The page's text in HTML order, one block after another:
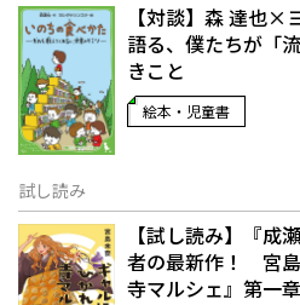
【対談】森 達也×
語る、僕たちが「
きこと
絵本・児童書
試し読み
【試し読み】『成
者の最新作！ 宮
寺マルシェ』第一